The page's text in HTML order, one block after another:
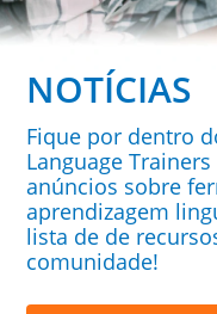
NOTÍCIAS
Fique por dentro
Language
anúncios sobre
aprendizagem
lista de de
comunidade!